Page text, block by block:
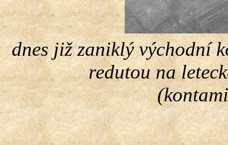
dnes již zaniklý východní
redutou na